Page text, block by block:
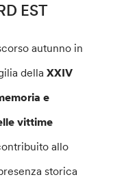
EST
autunno in
dellaXXIV
e
vittime
allo
storica